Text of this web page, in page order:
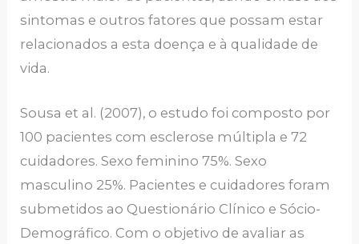
sintomas e outros fatores que possam estar
relacionados a esta doença e à qualidade de
vida.
Sousa et al. (2007), o estudo foi composto por
100 pacientes com esclerose múltipla e 72
cuidadores. Sexo feminino 75%. Sexo
masculino 25%. Pacientes e cuidadores foram
submetidos ao Questionário Clínico e Sócio-
Demográfico. Com o objetivo de avaliar as